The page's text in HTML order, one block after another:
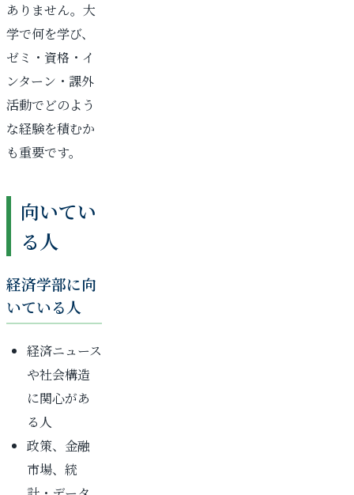
ありません。大
学で何を学び、
ゼミ・資格・イ
ンターン・課外
活動でどのよう
な経験を積むか
も重要です。
向いてい
る人
経済学部に向
いている人
経済ニュース
や社会構造
に関心があ
る人
政策、金融
市場、統